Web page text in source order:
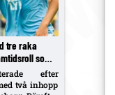
tre raka
som
efter
två inhopp